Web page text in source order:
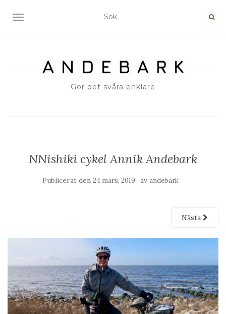
SLÅ PÅ/AV NAVIGERING
Gör det svåra enklare
NNishiki cykel Annik Andebark
Publicerat den 24 mars, 2019 av andebark
Nästa